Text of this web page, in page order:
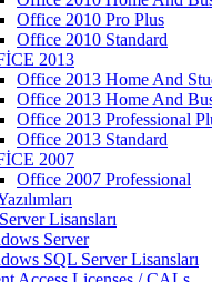
Office 2010 Pro Plus
Office 2010 Standard
2013
Office 2013 Home And
Office 2013 Home And
Office 2013 Professional
Office 2013 Standard
2007
Office 2007 Professional
Lisansları
Server
SQL Server Lisansları